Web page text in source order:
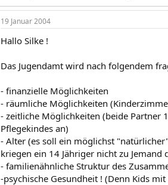
19 Januar 2004
Hallo Silke !
Das Jugendamt wird nach folgendem
- finanzielle Möglichkeiten
- räumliche Möglichkeiten
- zeitliche Möglichkeiten (beide Partner
Pflegekindes an)
- Alter (es soll ein möglichst
kriegen ein 14 Jähriger nicht zu Jemand
- familienähnliche Struktur des
-psychische Gesundheit ! (Denn Kids